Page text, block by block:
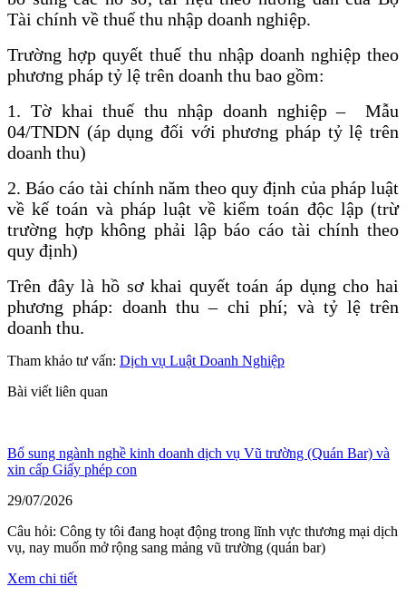
Tài chính về thuế thu nhập doanh nghiệp.
Trường hợp quyết thuế thu nhập doanh nghiệp theo
phương pháp tỷ lệ trên doanh thu bao gồm:
1. Tờ khai thuế thu nhập doanh nghiệp – Mẫu
04/TNDN (áp dụng đối với phương pháp tỷ lệ trên
doanh thu)
2. Báo cáo tài chính năm theo quy định của pháp luật
về kế toán và pháp luật về kiểm toán độc lập (trừ
trường hợp không phải lập báo cáo tài chính theo
quy định)
Trên đây là hồ sơ khai quyết toán áp dụng cho hai
phương pháp: doanh thu – chi phí; và tỷ lệ trên
doanh thu.
Tham khảo tư vấn: Dịch vụ Luật Doanh Nghiệp
Bài viết liên quan
Bổ sung ngành nghề kinh doanh dịch vụ Vũ trường (Quán Bar) và
xin cấp Giấy phép con
29/07/2026
Câu hỏi: Công ty tôi đang hoạt động trong lĩnh vực thương mại dịch
vụ, nay muốn mở rộng sang mảng vũ trường (quán bar)
Xem chi tiết